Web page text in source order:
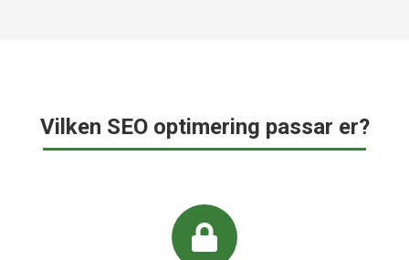
Vilken SEO optimering passar er?